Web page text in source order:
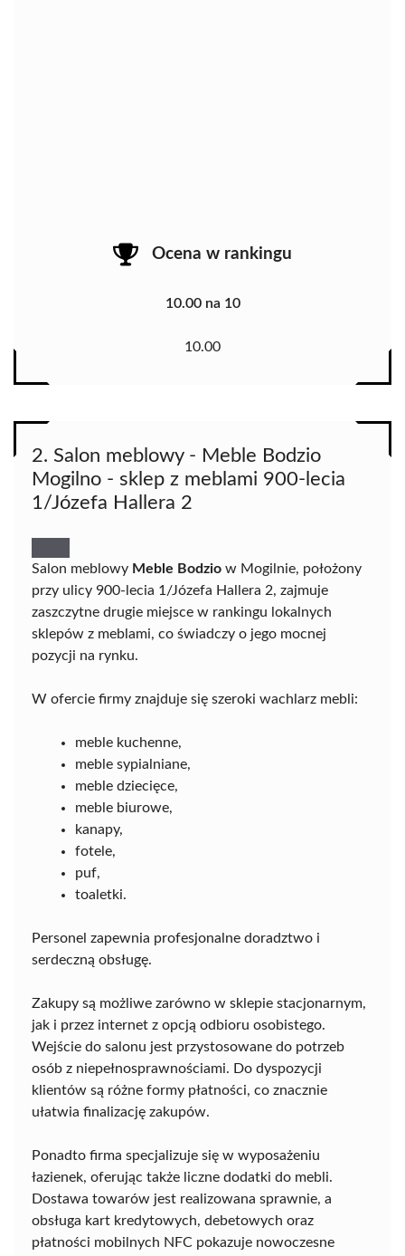
Ocena w rankingu
10.00 na 10
10.00
2. Salon meblowy - Meble Bodzio
Mogilno - sklep z meblami 900-lecia
1/Józefa Hallera 2
Salon meblowy Meble Bodzio w Mogilnie, położony
przy ulicy 900-lecia 1/Józefa Hallera 2, zajmuje
zaszczytne drugie miejsce w rankingu lokalnych
sklepów z meblami, co świadczy o jego mocnej
pozycji na rynku.
W ofercie firmy znajduje się szeroki wachlarz mebli:
meble kuchenne,
meble sypialniane,
meble dziecięce,
meble biurowe,
kanapy,
fotele,
puf,
toaletki.
Personel zapewnia profesjonalne doradztwo i
serdeczną obsługę.
Zakupy są możliwe zarówno w sklepie stacjonarnym,
jak i przez internet z opcją odbioru osobistego.
Wejście do salonu jest przystosowane do potrzeb
osób z niepełnosprawnościami. Do dyspozycji
klientów są różne formy płatności, co znacznie
ułatwia finalizację zakupów.
Ponadto firma specjalizuje się w wyposażeniu
łazienek, oferując także liczne dodatki do mebli.
Dostawa towarów jest realizowana sprawnie, a
obsługa kart kredytowych, debetowych oraz
płatności mobilnych NFC pokazuje nowoczesne